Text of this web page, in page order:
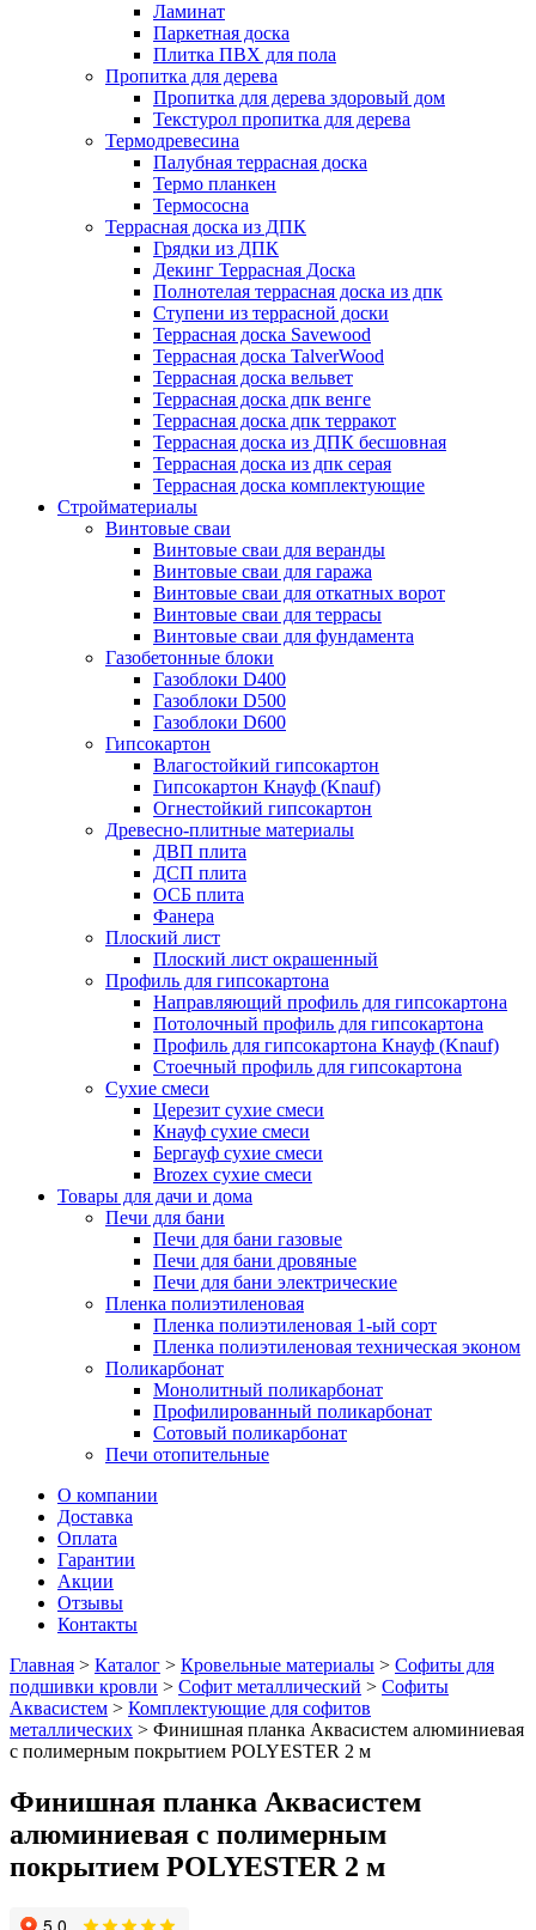
Ламинат
Паркетная доска
Плитка ПВХ для пола
Пропитка для дерева
Пропитка для дерева здоровый дом
Текстурол пропитка для дерева
Термодревесина
Палубная террасная доска
Термо планкен
Термососна
Террасная доска из ДПК
Грядки из ДПК
Декинг Террасная Доска
Полнотелая террасная доска из дпк
Ступени из террасной доски
Террасная доска Savewood
Террасная доска TalverWood
Террасная доска вельвет
Террасная доска дпк венге
Террасная доска дпк терракот
Террасная доска из ДПК бесшовная
Террасная доска из дпк серая
Террасная доска комплектующие
Стройматериалы
Винтовые сваи
Винтовые сваи для веранды
Винтовые сваи для гаража
Винтовые сваи для откатных ворот
Винтовые сваи для террасы
Винтовые сваи для фундамента
Газобетонные блоки
Газоблоки D400
Газоблоки D500
Газоблоки D600
Гипсокартон
Влагостойкий гипсокартон
Гипсокартон Кнауф (Knauf)
Огнестойкий гипсокартон
Древесно-плитные материалы
ДВП плита
ДСП плита
ОСБ плита
Фанера
Плоский лист
Плоский лист окрашенный
Профиль для гипсокартона
Направляющий профиль для гипсокартона
Потолочный профиль для гипсокартона
Профиль для гипсокартона Кнауф (Knauf)
Стоечный профиль для гипсокартона
Сухие смеси
Церезит сухие смеси
Кнауф сухие смеси
Бергауф сухие смеси
Brozex сухие смеси
Товары для дачи и дома
Печи для бани
Печи для бани газовые
Печи для бани дровяные
Печи для бани электрические
Пленка полиэтиленовая
Пленка полиэтиленовая 1-ый сорт
Пленка полиэтиленовая техническая эконом
Поликарбонат
Монолитный поликарбонат
Профилированный поликарбонат
Сотовый поликарбонат
Печи отопительные
О компании
Доставка
Оплата
Гарантии
Акции
Отзывы
Контакты
Главная > Каталог > Кровельные материалы > Софиты для
подшивки кровли > Софит металлический > Софиты
Аквасистем > Комплектующие для софитов
металлических > Финишная планка Аквасистем алюминиевая
с полимерным покрытием POLYESTER 2 м
Финишная планка Аквасистем
алюминиевая с полимерным
покрытием POLYESTER 2 м